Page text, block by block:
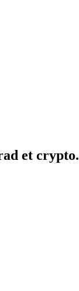
et crypto.